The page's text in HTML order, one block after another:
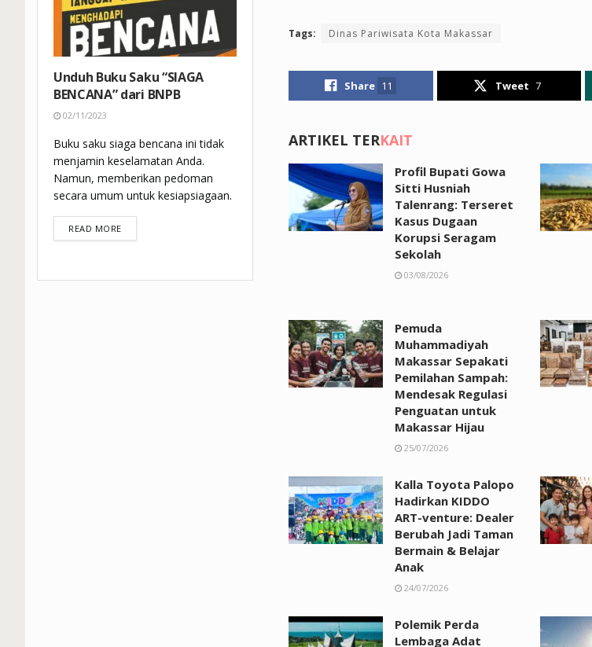
Tags: Dinas Pariwisata Kota Makassar
Share 11 Tweet 7
ARTIKEL TERKAIT
Profil Bupati Gowa
Sitti Husniah
Talenrang: Terseret
Kasus Dugaan
Korupsi Seragam
Sekolah
03/08/2026
Pemuda
Muhammadiyah
Makassar Sepakati
Pemilahan Sampah:
Mendesak Regulasi
Penguatan untuk
Makassar Hijau
25/07/2026
Kalla Toyota Palopo
Hadirkan KIDDO
ART-venture: Dealer
Berubah Jadi Taman
Bermain & Belajar
Anak
24/07/2026
Polemik Perda
Lembaga Adat
Unduh Buku Saku “SIAGA
BENCANA” dari BNPB
02/11/2023
Buku saku siaga bencana ini tidak
menjamin keselamatan Anda.
Namun, memberikan pedoman
secara umum untuk kesiapsiagaan.
READ MOREDETAILS